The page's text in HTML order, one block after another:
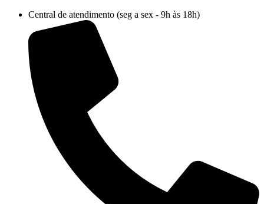
conteúdo
Central de atendimento (seg a sex - 9h às 18h)